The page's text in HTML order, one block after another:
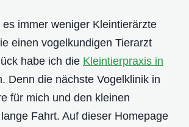
immer weniger Kleintierärzte
einen vogelkundigen Tierarzt
habe ich die Kleintierpraxis in
Denn die nächste Vogelklinik in
für mich und den kleinen
Fahrt. Auf dieser Homepage